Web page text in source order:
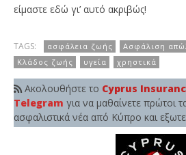
είμαστε εδώ γι’ αυτό ακριβώς!
TAGS: ασφάλεια ζωής
Ασφάλιση
Κλάδος ζωής
υγεία χρηστικά
Ακολουθήστε το Cyprus
Telegram για να μαθαίνετε πρώτοι
ασφαλιστικά νέα από Κύπρο και